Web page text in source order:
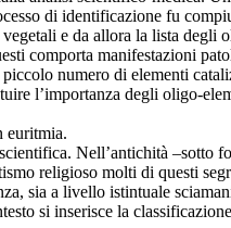
di identificazione fu
e da allora la lista degli
comporta manifestazioni
numero di elementi
l’importanza degli oligo-
euritmia.
Nell’antichità –sotto
religioso molti di questi
sia a livello istintuale
si inserisce la